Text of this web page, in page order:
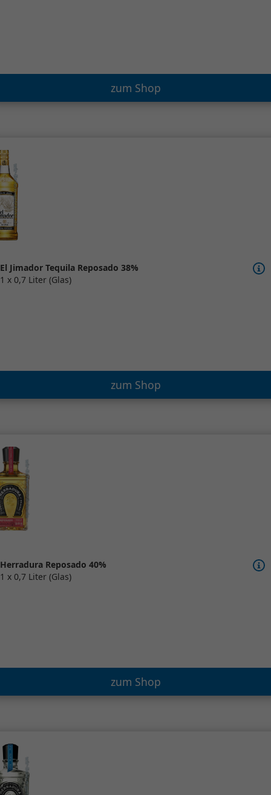
zum Shop
El Jimador Tequila Reposado 38%
1 x 0,7 Liter (Glas)
zum Shop
Herradura Reposado 40%
1 x 0,7 Liter (Glas)
zum Shop